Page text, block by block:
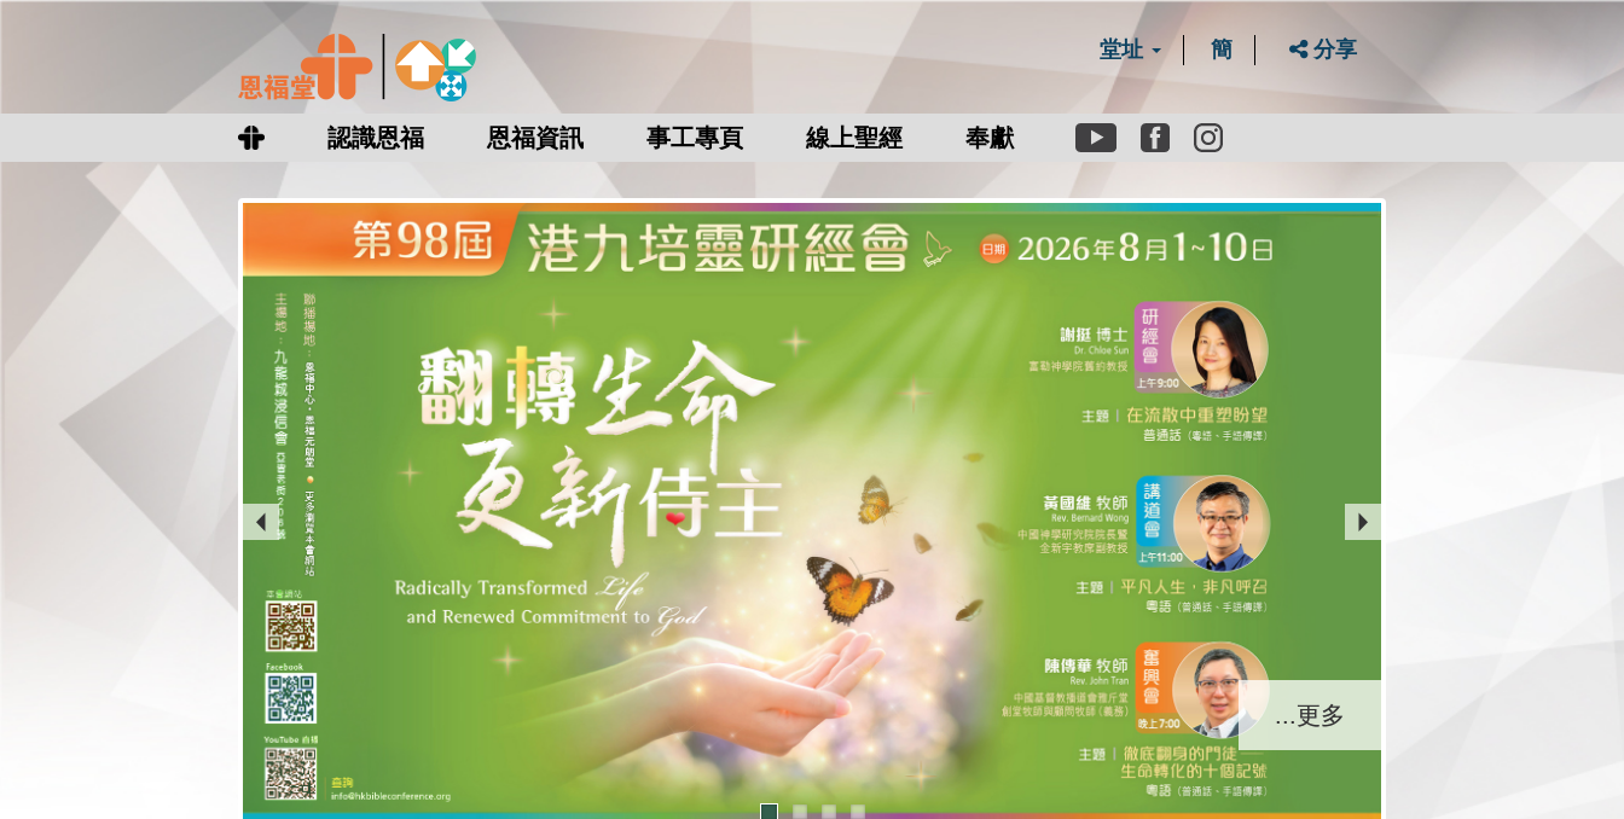
堂址 簡 分享
認識恩福 恩福資訊 事工專頁 線上聖經 奉獻
YoutubeFacebook
...更多
...更多